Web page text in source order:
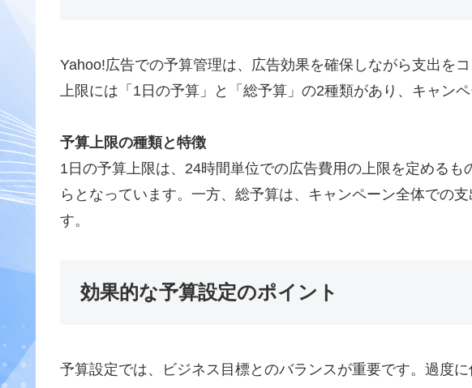
Yahoo!広告での予算管理は、広告効果を確保しながら支出を
上限には「1日の予算」と「総予算」の2種類があり、キャンペ
予算上限の種類と特徴
1日の予算上限は、24時間単位での広告費用の上限を定める
らとなっています。一方、総予算は、キャンペーン全体での
す。
効果的な予算設定のポイント
予算設定では、ビジネス目標とのバランスが重要です。過度